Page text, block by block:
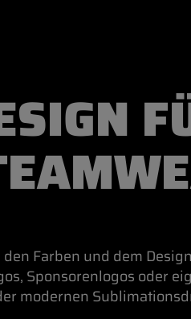
LANGLAUF
LANGLAUF
Farben und dem
Sponsorenlogos oder
modernen